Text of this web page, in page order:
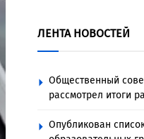
ЛЕНТА НОВОСТЕЙ
Общественный
рассмотрел итоги
Опубликован